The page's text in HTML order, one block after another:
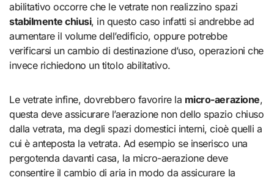
abilitativo occorre che le vetrate non realizzino spazi
stabilmente chiusi, in questo caso infatti si andrebbe ad
aumentare il volume dell’edificio, oppure potrebbe
verificarsi un cambio di destinazione d’uso, operazioni che
invece richiedono un titolo abilitativo.
Le vetrate infine, dovrebbero favorire la micro-aerazione,
questa deve assicurare l’aerazione non dello spazio chiuso
dalla vetrata, ma degli spazi domestici interni, cioè quelli a
cui è anteposta la vetrata. Ad esempio se inserisco una
pergotenda davanti casa, la micro-aerazione deve
consentire il cambio di aria in modo da assicurare la